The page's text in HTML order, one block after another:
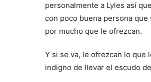
personalmente a Lyles así
con poco buena persona que
por mucho que le ofrezcan.
Y si se va, le ofrezcan lo que
indigno de llevar el escudo